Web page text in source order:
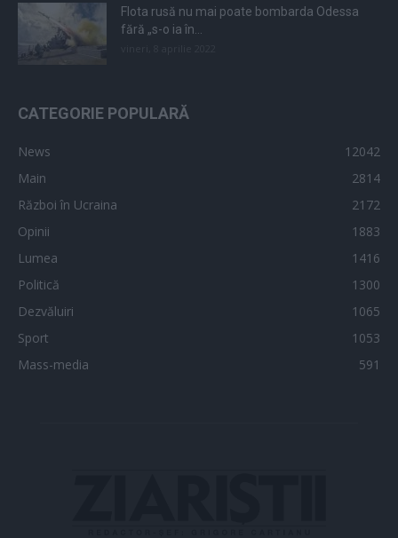
Flota rusă nu mai poate bombarda Odessa
fără „s-o ia în...
CATEGORIE POPULARĂ
News
12042
Main
2814
Război în Ucraina
2172
Opinii
1883
Lumea
1416
Politică
1300
Dezvăluiri
1065
Sport
1053
Mass-media
591